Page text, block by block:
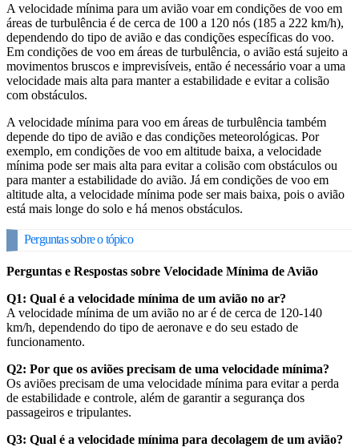
A velocidade mínima para um avião voar em condições de voo em
áreas de turbulência é de cerca de 100 a 120 nós (185 a 222 km/h),
dependendo do tipo de avião e das condições específicas do voo.
Em condições de voo em áreas de turbulência, o avião está sujeito a
movimentos bruscos e imprevisíveis, então é necessário voar a uma
velocidade mais alta para manter a estabilidade e evitar a colisão
com obstáculos.
A velocidade mínima para voo em áreas de turbulência também
depende do tipo de avião e das condições meteorológicas. Por
exemplo, em condições de voo em altitude baixa, a velocidade
mínima pode ser mais alta para evitar a colisão com obstáculos ou
para manter a estabilidade do avião. Já em condições de voo em
altitude alta, a velocidade mínima pode ser mais baixa, pois o avião
está mais longe do solo e há menos obstáculos.
Perguntas sobre o tópico
Perguntas e Respostas sobre Velocidade Mínima de Avião
Q1: Qual é a velocidade mínima de um avião no ar?
A velocidade mínima de um avião no ar é de cerca de 120-140
km/h, dependendo do tipo de aeronave e do seu estado de
funcionamento.
Q2: Por que os aviões precisam de uma velocidade mínima?
Os aviões precisam de uma velocidade mínima para evitar a perda
de estabilidade e controle, além de garantir a segurança dos
passageiros e tripulantes.
Q3: Qual é a velocidade mínima para decolagem de um avião?